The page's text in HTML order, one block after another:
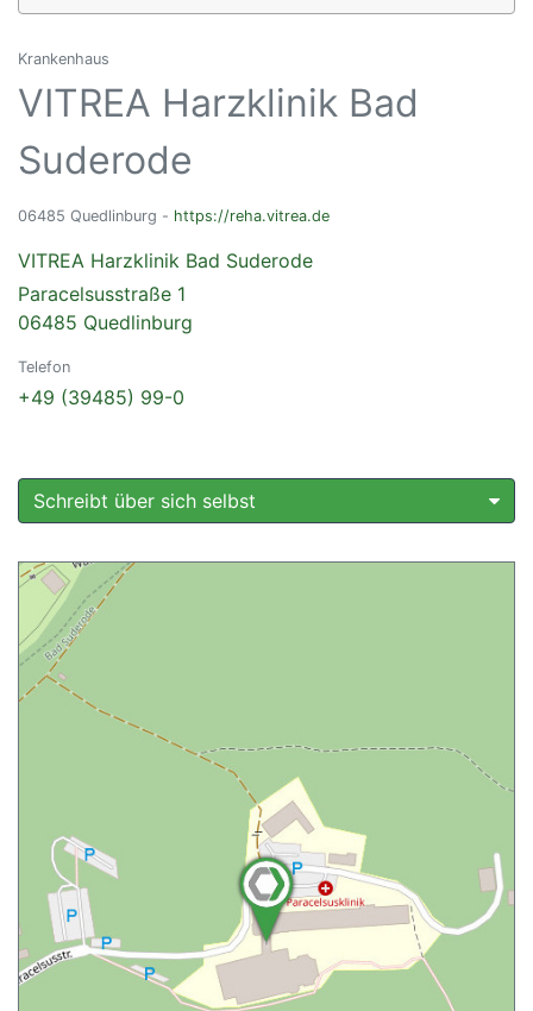
Krankenhaus
VITREA Harzklinik Bad
Suderode
06485 Quedlinburg - https://reha.vitrea.de
VITREA Harzklinik Bad Suderode
Paracelsusstraße 1
06485 Quedlinburg
Telefon
+49 (39485) 99-0
Schreibt über sich selbst